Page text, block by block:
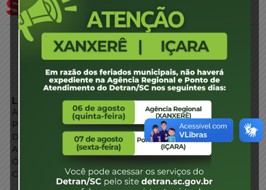
LINKS EXTERNOS
Agência de Notícias
Portal de Serviços
Diário Oficial
Acesso à Informação
Órgãos do Governo
Conheça SC